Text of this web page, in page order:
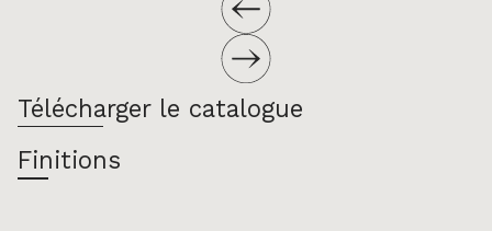
Télécharger le catalogue
Finitions